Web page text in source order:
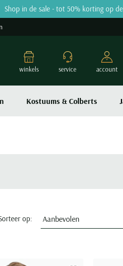
Shop in de sale - tot 50% korting op
Kostuums & Colberts
winkels service account
op: